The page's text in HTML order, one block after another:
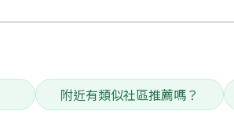
附近有類似社區推薦嗎？